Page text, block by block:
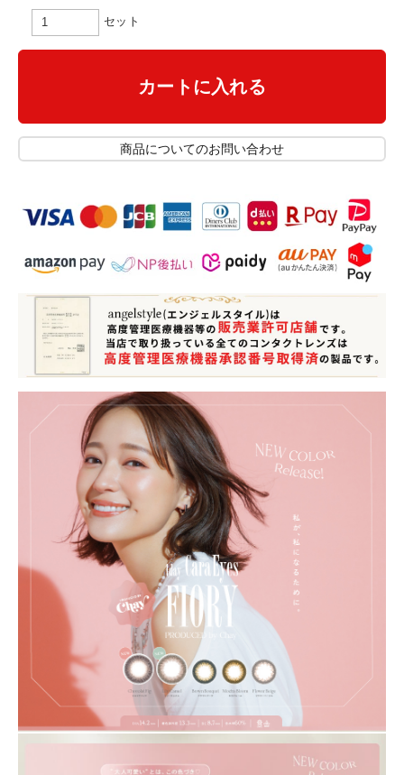
セット
カートに入れる
商品についてのお問い合わせ